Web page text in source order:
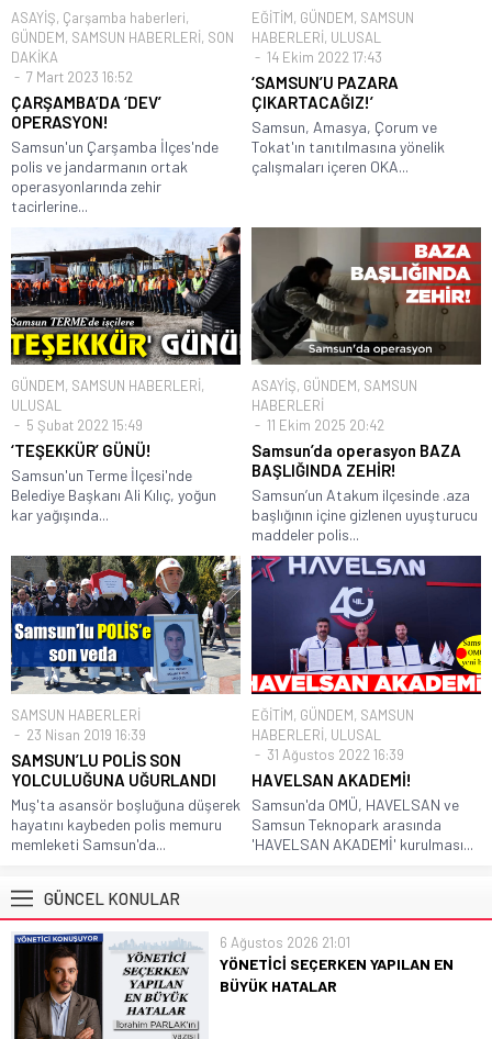
ASAYİŞ, Çarşamba haberleri,
GÜNDEM, SAMSUN HABERLERİ, SON
DAKİKA
7 Mart 2023 16:52
ÇARŞAMBA’DA ‘DEV’
OPERASYON!
Samsun'un Çarşamba İlçes'nde
polis ve jandarmanın ortak
operasyonlarında zehir
tacirlerine...
EĞİTİM, GÜNDEM, SAMSUN
HABERLERİ, ULUSAL
14 Ekim 2022 17:43
‘SAMSUN’U PAZARA
ÇIKARTACAĞIZ!’
Samsun, Amasya, Çorum ve
Tokat'ın tanıtılmasına yönelik
çalışmaları içeren OKA...
GÜNDEM, SAMSUN HABERLERİ,
ULUSAL
5 Şubat 2022 15:49
‘TEŞEKKÜR’ GÜNÜ!
Samsun'un Terme İlçesi'nde
Belediye Başkanı Ali Kılıç, yoğun
kar yağışında...
ASAYİŞ, GÜNDEM, SAMSUN
HABERLERİ
11 Ekim 2025 20:42
Samsun’da operasyon BAZA
BAŞLIĞINDA ZEHİR!
Samsun’un Atakum ilçesinde .aza
başlığının içine gizlenen uyuşturucu
maddeler polis...
SAMSUN HABERLERİ
23 Nisan 2019 16:39
SAMSUN’LU POLİS SON
YOLCULUĞUNA UĞURLANDI
Muş'ta asansör boşluğuna düşerek
hayatını kaybeden polis memuru
memleketi Samsun'da...
EĞİTİM, GÜNDEM, SAMSUN
HABERLERİ, ULUSAL
31 Ağustos 2022 16:39
HAVELSAN AKADEMİ!
Samsun'da OMÜ, HAVELSAN ve
Samsun Teknopark arasında
'HAVELSAN AKADEMİ' kurulması...
GÜNCEL KONULAR
6 Ağustos 2026 21:01
YÖNETİCİ SEÇERKEN YAPILAN EN
BÜYÜK HATALAR